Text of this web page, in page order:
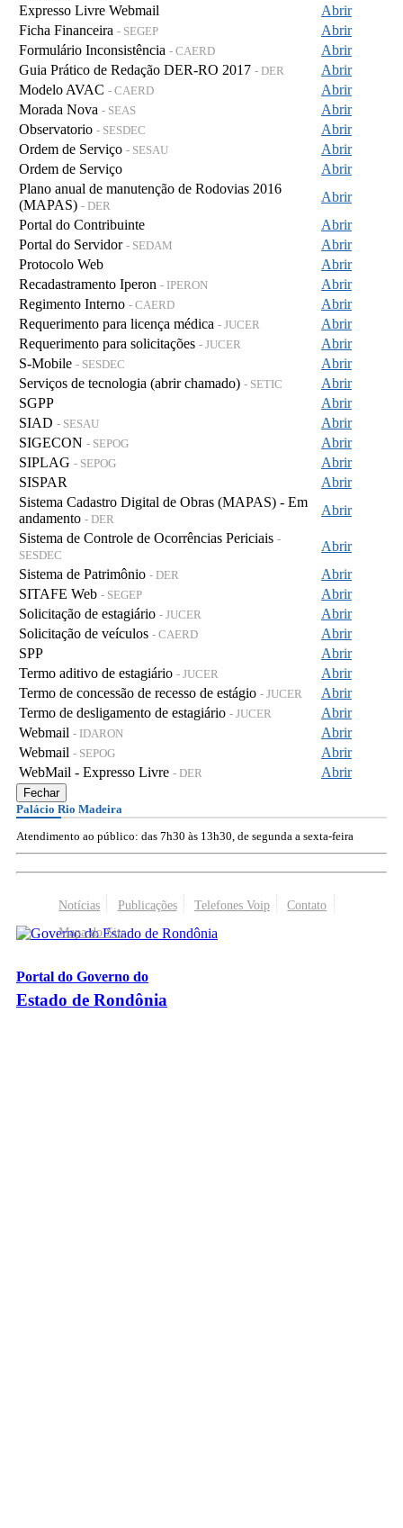
Expresso Livre Webmail
Abrir
Ficha Financeira - SEGEP
Abrir
Formulário Inconsistência - CAERD
Abrir
Guia Prático de Redação DER-RO 2017 - DER
Abrir
Modelo AVAC - CAERD
Abrir
Morada Nova - SEAS
Abrir
Observatorio - SESDEC
Abrir
Ordem de Serviço - SESAU
Abrir
Ordem de Serviço
Abrir
Plano anual de manutenção de Rodovias 2016
(MAPAS) - DER
Abrir
Portal do Contribuinte
Abrir
Portal do Servidor - SEDAM
Abrir
Protocolo Web
Abrir
Recadastramento Iperon - IPERON
Abrir
Regimento Interno - CAERD
Abrir
Requerimento para licença médica - JUCER
Abrir
Requerimento para solicitações - JUCER
Abrir
S-Mobile - SESDEC
Abrir
Serviços de tecnologia (abrir chamado) - SETIC
Abrir
SGPP
Abrir
SIAD - SESAU
Abrir
SIGECON - SEPOG
Abrir
SIPLAG - SEPOG
Abrir
SISPAR
Abrir
Sistema Cadastro Digital de Obras (MAPAS) - Em
andamento - DER
Abrir
Sistema de Controle de Ocorrências Periciais -
SESDEC
Abrir
Sistema de Patrimônio - DER
Abrir
SITAFE Web - SEGEP
Abrir
Solicitação de estagiário - JUCER
Abrir
Solicitação de veículos - CAERD
Abrir
SPP
Abrir
Termo aditivo de estagiário - JUCER
Abrir
Termo de concessão de recesso de estágio - JUCER
Abrir
Termo de desligamento de estagiário - JUCER
Abrir
Webmail - IDARON
Abrir
Webmail - SEPOG
Abrir
WebMail - Expresso Livre - DER Abrir
Fechar
Palácio Rio Madeira
Atendimento ao público: das 7h30 às 13h30, de segunda a sexta-feira
Notícias Publicações Telefones Voip
Contato
Mapa do Site
Portal do Governo do
Estado de Rondônia